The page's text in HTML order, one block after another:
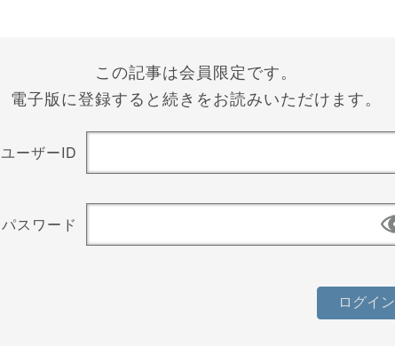
この記事は会員限定です。
電子版に登録すると続きをお読みいただけます。
ユーザーID
パスワード